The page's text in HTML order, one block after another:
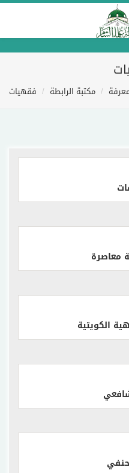
مكتبة الرابطة فقهيات
معاصرة
الكويتية